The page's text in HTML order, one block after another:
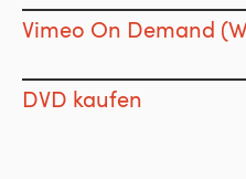
Vimeo On Demand
DVD kaufen